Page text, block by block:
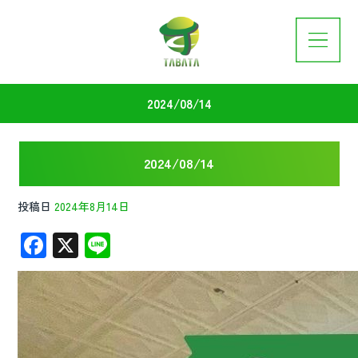
2024/08/14
2024/08/14
投稿日 2024年8月14日
F
ac
e
b
o
X
n
e